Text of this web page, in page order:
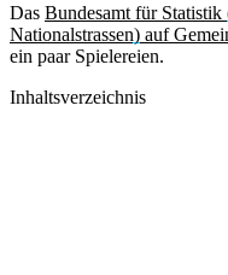
Das Bundesamt für Statistik
Nationalstrassen) auf
ein paar Spielereien.
Inhaltsverzeichnis